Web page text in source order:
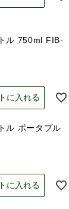
ル 750ml FIB-
に入れる
ル ポータブル
に入れる